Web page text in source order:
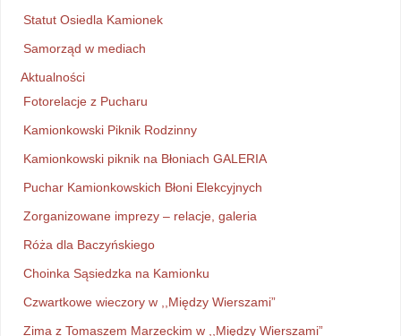
Statut Osiedla Kamionek
Samorząd w mediach
Aktualności
Fotorelacje z Pucharu
Kamionkowski Piknik Rodzinny
Kamionkowski piknik na Błoniach GALERIA
Puchar Kamionkowskich Błoni Elekcyjnych
Zorganizowane imprezy – relacje, galeria
Róża dla Baczyńskiego
Choinka Sąsiedzka na Kamionku
Czwartkowe wieczory w ,,Między Wierszami”
Zima z Tomaszem Marzeckim w ,,Między Wierszami”